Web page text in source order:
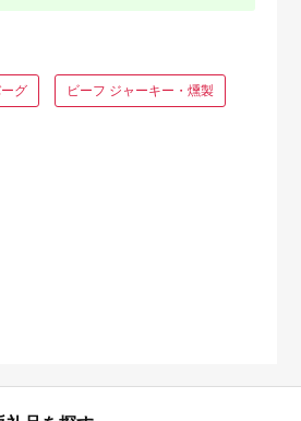
寄付金額:18,000円 寄付金額:47,000
グ ビーフ ジャーキー・燻製